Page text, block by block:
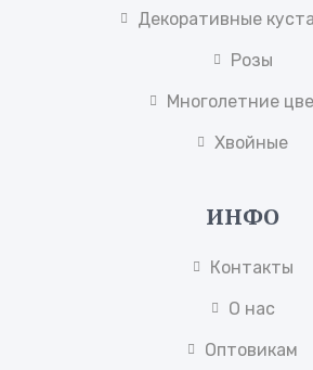
Декоративные
Розы
Многолетние
Хвойные
ИНФО
Контакты
О нас
Оптовикам